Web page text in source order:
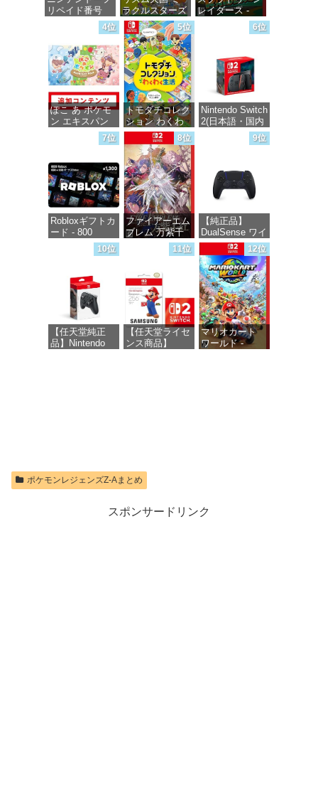
リペイド番号
1000円|オンラ
インコード版
価格：¥1,000
ラクルスターズ
-Switch
価格：¥5,645
レイダース -
4位
ぽこ あ ポケモ
ン エキスパン
ションパス|オン
ラインコード版
価格：¥4,400
5位
トモダチコレク
ション わくわ
く生活 -Switch
価格：¥6,145
6位
Nintendo Switch
2(日本語・国内
7位
Robloxギフトカ
ード - 800
Robux 【限定バ
ーチャルアイテ
【オンラインゲ
ームコード】
ロブロックス |
オンラインコー
ド版
価格：¥1,300
8位
ファイアーエム
ブレム 万紫千
紅 -Switch2
9位
【純正品】
DualSense ワイ
ヤレスコントロ
ーラー ミッド
ナイト ブラッ
ク(CFI-
ZCT2J01)
価格：¥10,737
10位
【任天堂純正
品】Nintendo
11位
【任天堂ライセ
ンス商品】
Nintendo S
12位
マリオカート
ワールド -
ポケモンレジェンズZ-Aまとめ
スポンサードリンク